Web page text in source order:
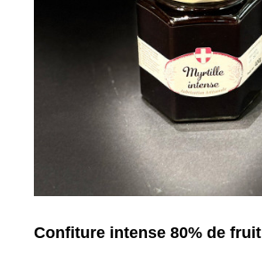
Confiture intense 80% de fruit